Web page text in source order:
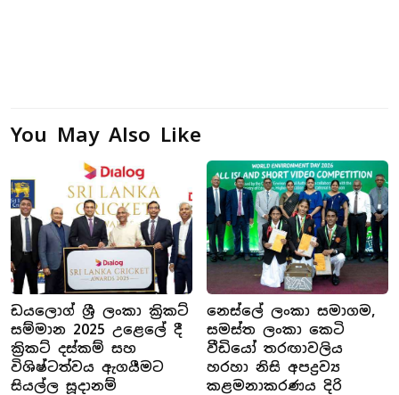
You May Also Like
ඩයලොග් ශ්‍රී ලංකා ක්‍රිකට්
සම්මාන 2025 උළෙලේ දී
ක්‍රිකට් දස්කම් සහ
විශිෂ්ටත්වය ඇගයීමට
සියල්ල සූදානම්
නෙස්ලේ ලංකා සමාගම,
සමස්ත ලංකා කෙටි
වීඩියෝ තරඟාවලිය
හරහා නිසි අපද්‍රව්‍ය
කළමනාකරණය දිරි